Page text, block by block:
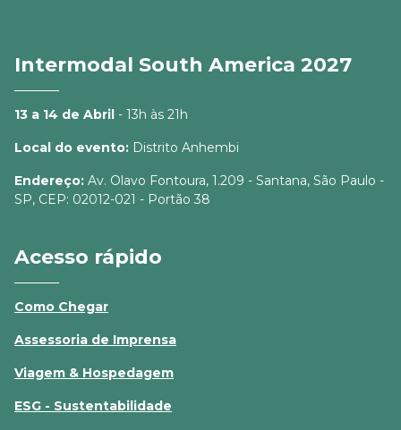
Intermodal South America 2027
13 a 14 de Abril - 13h às 21h
Local do evento: Distrito Anhembi
Endereço: Av. Olavo Fontoura, 1.209 - Santana, São Paulo -
SP, CEP: 02012-021 - Portão 38
Acesso rápido
Como Chegar
Assessoria de Imprensa
Viagem & Hospedagem
ESG - Sustentabilidade